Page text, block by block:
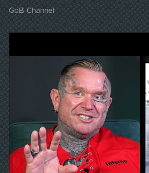
GoB Channel